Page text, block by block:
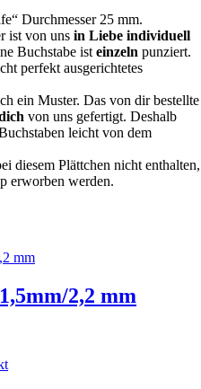
Durchmesser 25 mm.
ist von uns in Liebe individuell
Buchstabe ist einzeln punziert.
perfekt ausgerichtetes
ein Muster. Das von dir bestellte
von uns gefertigt. Deshalb
leicht von dem
diesem Plättchen nicht enthalten,
erworben werden.
2,2 mm